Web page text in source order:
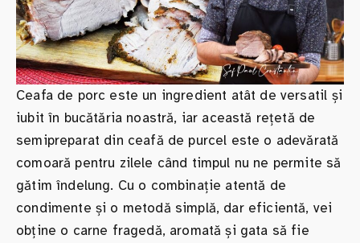
Ceafa de porc este un ingredient atât de versatil și
iubit în bucătăria noastră, iar această rețetă de
semipreparat din ceafă de purcel este o adevărată
comoară pentru zilele când timpul nu ne permite să
gătim îndelung. Cu o combinație atentă de
condimente și o metodă simplă, dar eficientă, vei
obține o carne fragedă, aromată și gata să fie